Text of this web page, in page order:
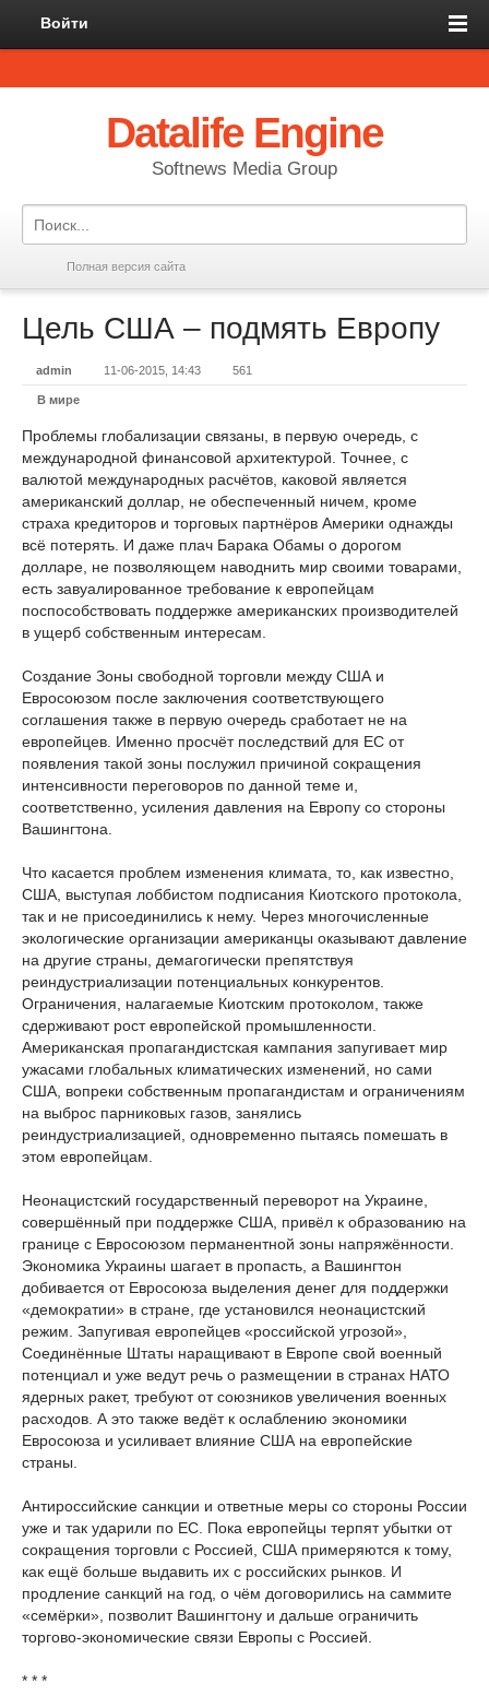
Войти
Datalife Engine
Softnews Media Group
Полная версия сайта
Цель США – подмять Европу
admin 11-06-2015, 14:43 561
В мире
Проблемы глобализации связаны, в первую очередь, с
международной финансовой архитектурой. Точнее, с
валютой международных расчётов, каковой является
американский доллар, не обеспеченный ничем, кроме
страха кредиторов и торговых партнёров Америки однажды
всё потерять. И даже плач Барака Обамы о дорогом
долларе, не позволяющем наводнить мир своими товарами,
есть завуалированное требование к европейцам
поспособствовать поддержке американских производителей
в ущерб собственным интересам.
Создание Зоны свободной торговли между США и
Евросоюзом после заключения соответствующего
соглашения также в первую очередь сработает не на
европейцев. Именно просчёт последствий для ЕС от
появления такой зоны послужил причиной сокращения
интенсивности переговоров по данной теме и,
соответственно, усиления давления на Европу со стороны
Вашингтона.
Что касается проблем изменения климата, то, как известно,
США, выступая лоббистом подписания Киотского протокола,
так и не присоединились к нему. Через многочисленные
экологические организации американцы оказывают давление
на другие страны, демагогически препятствуя
реиндустриализации потенциальных конкурентов.
Ограничения, налагаемые Киотским протоколом, также
сдерживают рост европейской промышленности.
Американская пропагандистская кампания запугивает мир
ужасами глобальных климатических изменений, но сами
США, вопреки собственным пропагандистам и ограничениям
на выброс парниковых газов, занялись
реиндустриализацией, одновременно пытаясь помешать в
этом европейцам.
Неонацистский государственный переворот на Украине,
совершённый при поддержке США, привёл к образованию на
границе с Евросоюзом перманентной зоны напряжённости.
Экономика Украины шагает в пропасть, а Вашингтон
добивается от Евросоюза выделения денег для поддержки
«демократии» в стране, где установился неонацистский
режим. Запугивая европейцев «российской угрозой»,
Соединённые Штаты наращивают в Европе свой военный
потенциал и уже ведут речь о размещении в странах НАТО
ядерных ракет, требуют от союзников увеличения военных
расходов. А это также ведёт к ослаблению экономики
Евросоюза и усиливает влияние США на европейские
страны.
Антироссийские санкции и ответные меры со стороны России
уже и так ударили по ЕС. Пока европейцы терпят убытки от
сокращения торговли с Россией, США примеряются к тому,
как ещё больше выдавить их с российских рынков. И
продление санкций на год, о чём договорились на саммите
«семёрки», позволит Вашингтону и дальше ограничить
торгово-экономические связи Европы с Россией.
* * *